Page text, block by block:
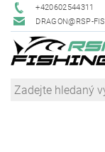
+420602544311
DRAGON@RSP-